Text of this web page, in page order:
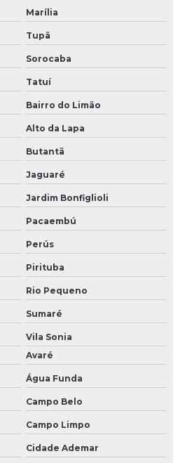
Marília
Tupã
Sorocaba
Tatuí
Bairro do Limão
Alto da Lapa
Butantã
Jaguaré
Jardim Bonfiglioli
Pacaembú
Perús
Pirituba
Rio Pequeno
Sumaré
Vila Sonia
Avaré
Água Funda
Campo Belo
Campo Limpo
Cidade Ademar